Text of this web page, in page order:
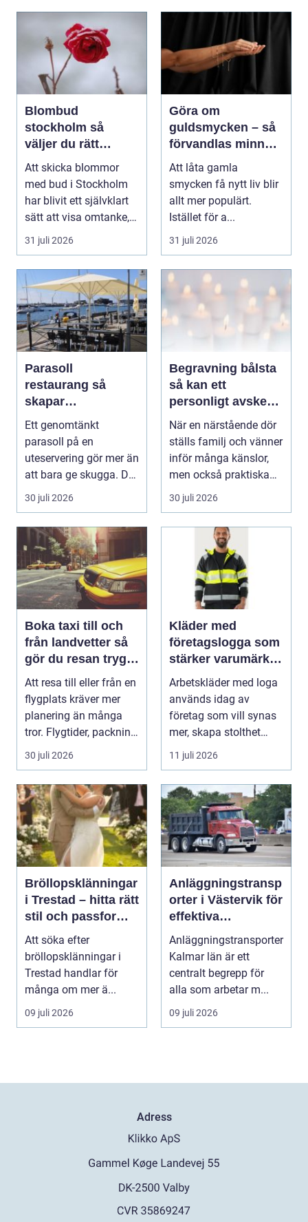
Blombud
stockholm så
väljer du rätt
blommor för varje
tillfälle
Att skicka blommor
med bud i Stockholm
har blivit ett självklart
sätt att visa omtanke,
fira stora h...
31 juli 2026
Göra om
guldsmycken – så
förvandlas minnen
till nya favoriter
Att låta gamla
smycken få nytt liv blir
allt mer populärt.
Istället för a...
31 juli 2026
Parasoll
restaurang så
skapar
uteserveringen rätt
känsla året runt
Ett genomtänkt
parasoll på en
uteservering gör mer än
att bara ge skugga. Det
påverkar hur länge
gäs...
30 juli 2026
Begravning bålsta
så kan ett
personligt avsked
formas
När en närstående dör
ställs familj och vänner
inför många känslor,
men också praktiska
beslut. En b...
30 juli 2026
Boka taxi till och
från landvetter så
gör du resan trygg
och smidig
Att resa till eller från en
flygplats kräver mer
planering än många
tror. Flygtider, packning,
säker...
30 juli 2026
Kläder med
företagslogga som
stärker varumärket
varje dag
Arbetskläder med loga
används idag av
företag som vill synas
mer, skapa stolthet
inte...
11 juli 2026
Bröllopsklänningar
i Trestad – hitta rätt
stil och passform
inför den stora
dagen
Att söka efter
bröllopsklänningar i
Trestad handlar för
många om mer ä...
09 juli 2026
Anläggningstransp
orter i Västervik för
effektiva
byggprojekt
Anläggningstransporter
Kalmar län är ett
centralt begrepp för
alla som arbetar m...
09 juli 2026
Adress